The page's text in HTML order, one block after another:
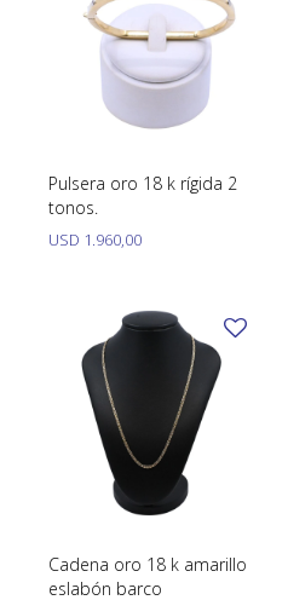
Pulsera oro 18 k rígida 2
tonos.
USD 1.960,00
Cadena oro 18 k amarillo
eslabón barco